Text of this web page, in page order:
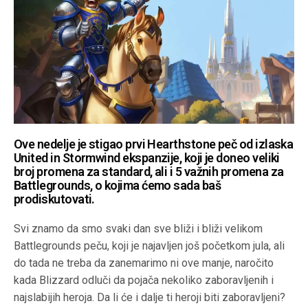
Ove nedelje je stigao prvi Hearthstone peč od izlaska
United in Stormwind ekspanzije, koji je doneo veliki
broj promena za standard, ali i 5 važnih promena za
Battlegrounds, o kojima ćemo sada baš
prodiskutovati.
Svi znamo da smo svaki dan sve bliži i bliži velikom
Battlegrounds peču, koji je najavljen još početkom jula, ali
do tada ne treba da zanemarimo ni ove manje, naročito
kada Blizzard odluči da pojača nekoliko zaboravljenih i
najslabijih heroja. Da li će i dalje ti heroji biti zaboravljeni?